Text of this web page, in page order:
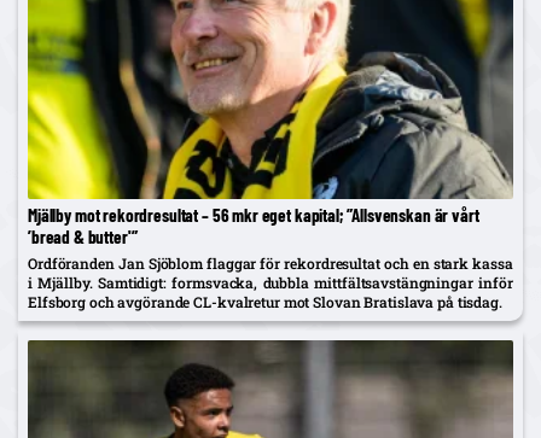
Mjällby mot rekordresultat – 56 mkr eget kapital; ”Allsvenskan är vårt
’bread & butter'”
Ordföranden Jan Sjöblom flaggar för rekordresultat och en stark kassa
i Mjällby. Samtidigt: formsvacka, dubbla mittfältsavstängningar inför
Elfsborg och avgörande CL-kvalretur mot Slovan Bratislava på tisdag.